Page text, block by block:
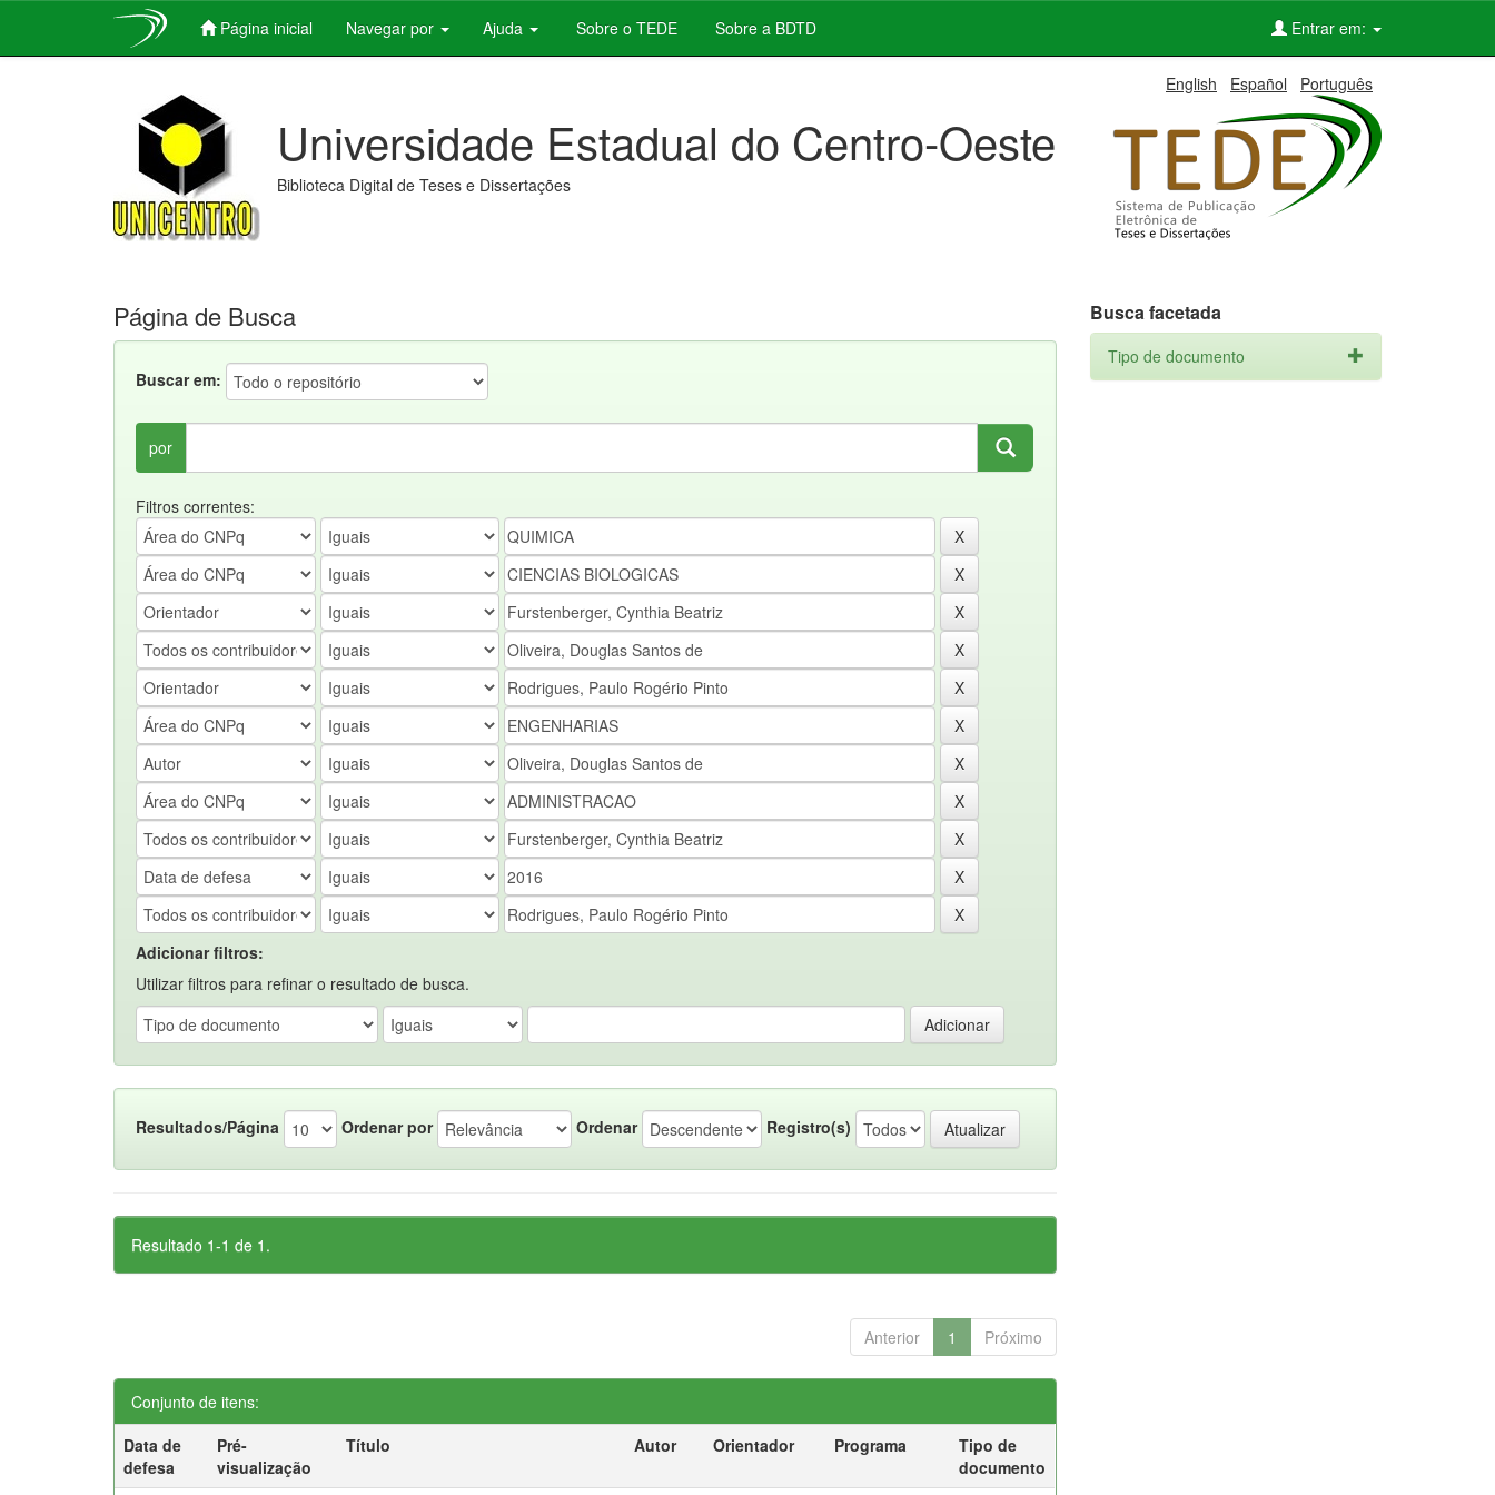
Página inicial Navegar por Ajuda Sobre o TEDE Sobre a BDTD Entrar em:
English Español Português
Universidade Estadual do Centro-Oeste
Biblioteca Digital de Teses e Dissertações
Página de Busca
Buscar em:
por
Filtros correntes:
Adicionar filtros:
Utilizar filtros para refinar o resultado de busca.
Resultados/Página Ordenar por Ordenar Registro(s)
Resultado 1-1 de 1.
Anterior 1 Próximo
Conjunto de itens:
Data de
defesa
Pré-
visualização
Título Autor Orientador Programa
Tipo de
documento
Busca facetada
Tipo de documento